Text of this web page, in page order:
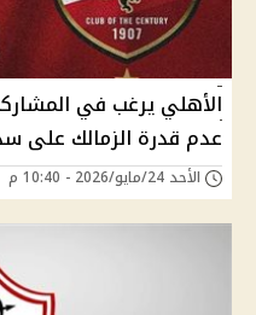
الأهلي يرغب في
عدم قدرة الزمالك على
الأحد 24/مايو/2026 - 10:40 م